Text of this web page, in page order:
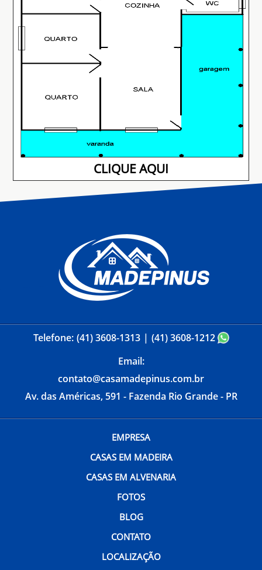
CLIQUE AQUI
Telefone: (41) 3608-1313
(41) 3608-1212
Email:
contato@casamadepinus.com.br
Av. das Américas, 591 - Fazenda Rio Grande - PR
EMPRESA
CASAS EM MADEIRA
CASAS EM ALVENARIA
FOTOS
BLOG
CONTATO
LOCALIZAÇÃO